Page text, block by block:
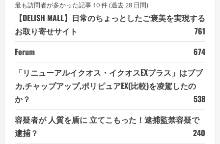
最も訪問者が多かった記事 10 件 (過去 28 日間)
【DELISH MALL】日常のちょっとしたご褒美を実現する
お取り寄せサイト
761
Forum
674
「リニューアルイクオス・イクオスEXプラス」はブブ
カ,チャップアップ,ポリピュアEX(比較)を凌駕したの
か？
538
容疑者が 人質を盾に 立てこもった！逮捕監禁容疑で
逮捕？
240